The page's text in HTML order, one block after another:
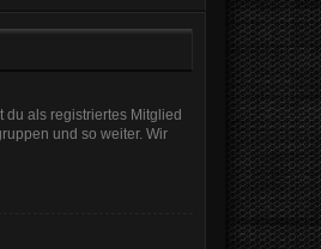
als registriertes Mitglied
und so weiter. Wir